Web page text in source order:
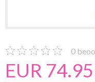
0
EUR 74.95